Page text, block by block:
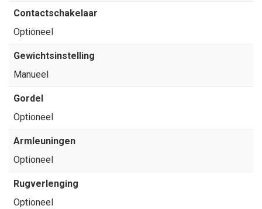
Contactschakelaar
Optioneel
Gewichtsinstelling
Manueel
Gordel
Optioneel
Armleuningen
Optioneel
Rugverlenging
Optioneel